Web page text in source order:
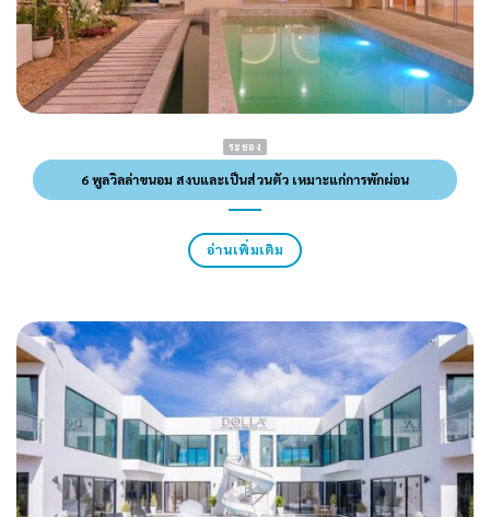
ระยอง
6 พูลวิลล่าขนอม สงบและเป็นส่วนตัว เหมาะแก่การพักผ่อน
อ่านเพิ่มเติม